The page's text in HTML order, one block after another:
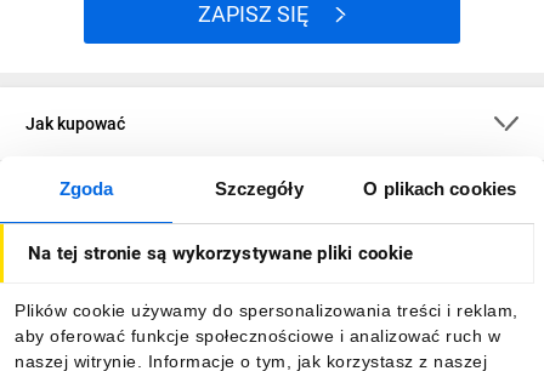
Zgoda Szczegóły O plikach cookies
Na tej stronie są wykorzystywane pliki cookie
Plików cookie używamy do spersonalizowania treści i reklam,
aby oferować funkcje społecznościowe i analizować ruch w
naszej witrynie. Informacje o tym, jak korzystasz z naszej
ZAPISZ SIĘ
Jak kupować
O firmie
Informacje